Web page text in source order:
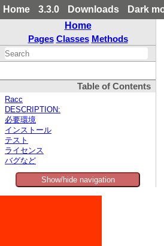
Home 3.3.0 Downloads
Dark
Home
Pages Classes Methods
Table of Contents
Racc
DESCRIPTION:
必要環境
インストール
テスト
ライセンス
バグなど
Show/hide navigation